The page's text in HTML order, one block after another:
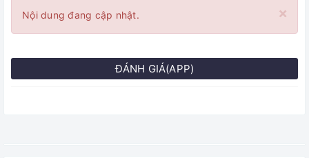
×
Nội dung đang cập nhật.
ĐÁNH GIÁ(APP)